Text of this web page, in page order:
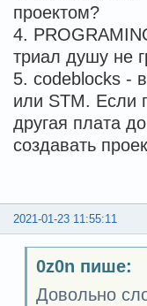
проектом?
4.
триал душу не
5. codeblocks -
или STM. Если
другая плата
создавать
2021-01-23 11:55:11
0z0n пише:
Довольно